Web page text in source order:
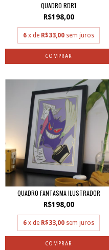
QUADRO RDR1
R$198,00
6 x de R$33,00 sem juros
QUADRO FANTASMA ILUSTRADOR
R$198,00
6 x de R$33,00 sem juros